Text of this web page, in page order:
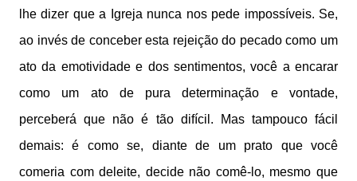
lhe dizer que a Igreja nunca nos pede impossíveis. Se,
ao invés de conceber esta rejeição do pecado como um
ato da emotividade e dos sentimentos, você a encarar
como um ato de pura determinação e vontade,
perceberá que não é tão difícil. Mas tampouco fácil
demais: é como se, diante de um prato que você
comeria com deleite, decide não comê-lo, mesmo que